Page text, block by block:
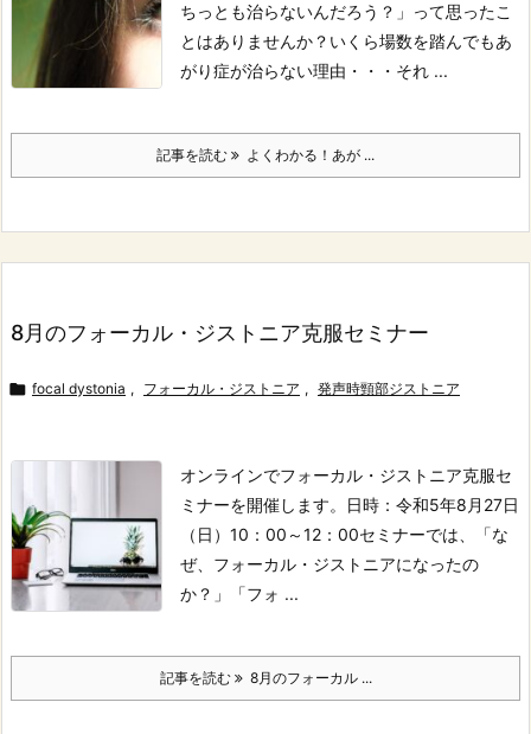
ちっとも治らないんだろう？」って思ったこ
とはありませんか？ いくら場数を踏んでもあ
がり症が治らない理由・・・それ ...
記事を読む よくわかる！あが ...
8月のフォーカル・ジストニア克服セミナー
 focal dystonia , フォーカル・ジストニア , 発声時頸部ジストニア
オンラインでフォーカル・ジストニア克服セ
ミナーを開催します。
日時：令和5年8月27日
（日）10：00～12：00セミナーでは、
「な
ぜ、フォーカル・ジストニアになったの
か？」
「フォ ...
記事を読む 8月のフォーカル ...